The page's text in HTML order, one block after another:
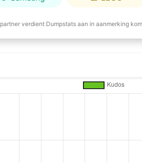
verdient Dumpstats aan in aanmerking